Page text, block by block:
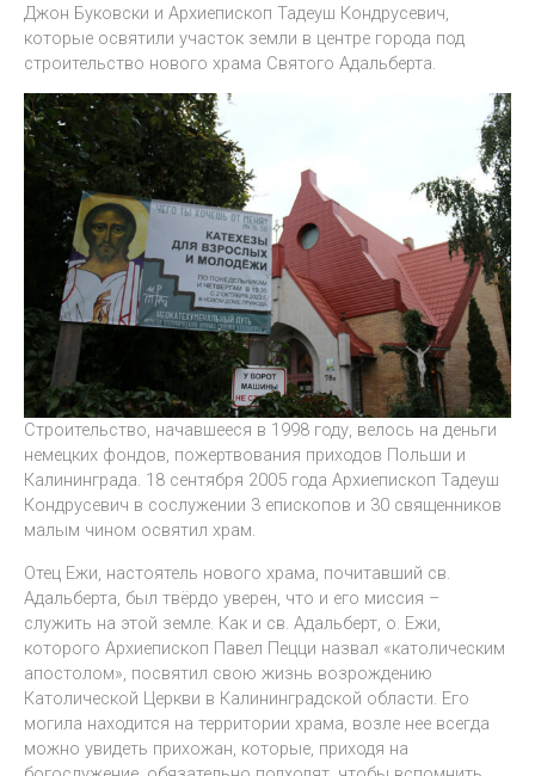
Джон Буковски и Архиепископ Тадеуш Кондрусевич,
которые освятили участок земли в центре города под
строительство нового храма Святого Адальберта.
Строительство, начавшееся в 1998 году, велось на деньги
немецких фондов, пожертвования приходов Польши и
Калининграда. 18 сентября 2005 года Архиепископ Тадеуш
Кондрусевич в сослужении 3 епископов и 30 священников
малым чином освятил храм.
Отец Ежи, настоятель нового храма, почитавший св.
Адальберта, был твёрдо уверен, что и его миссия –
служить на этой земле. Как и св. Адальберт, о. Ежи,
которого Архиепископ Павел Пецци назвал «католическим
апостолом», посвятил свою жизнь возрождению
Католической Церкви в Калининградской области. Его
могила находится на территории храма, возле нее всегда
можно увидеть прихожан, которые, приходя на